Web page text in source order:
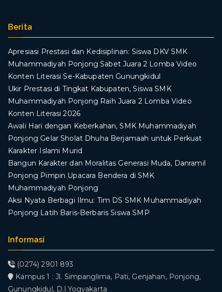
Berita
Apresiasi Prestasi dan Kedisiplinan: Siswa DKV SMK
Muhammadiyah Ponjong Sabet Juara 2 Lomba Video
Konten Literasi Se-Kabupaten Gunungkidul
Ukir Prestasi di Tingkat Kabupaten, Siswa SMK
Muhammadiyah Ponjong Raih Juara 2 Lomba Video
Konten Literasi 2026
Awali Hari dengan Keberkahan, SMK Muhammadiyah
Ponjong Gelar Sholat Dhuha Berjamaah untuk Perkuat
Karakter Islami Murid
Bangun Karakter dan Moralitas Generasi Muda, Danramil
Ponjong Pimpin Upacara Bendera di SMK
Muhammadiyah Ponjong
​Aksi Nyata Berbagi Ilmu: Tim DS SMK Muhammadiyah
Ponjong Latih Baris-Berbaris Siswa SMP
Informasi
(0274) 2901 893
Kampus 1 : Jl. Simpanglima, Pati, Genjahan, Ponjong,
Gunungkidul, D.I.Yogyakarta